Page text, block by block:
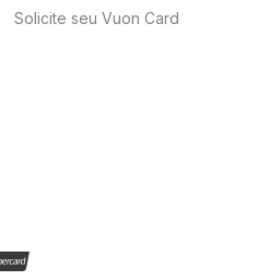
Solicite seu Vuon Card